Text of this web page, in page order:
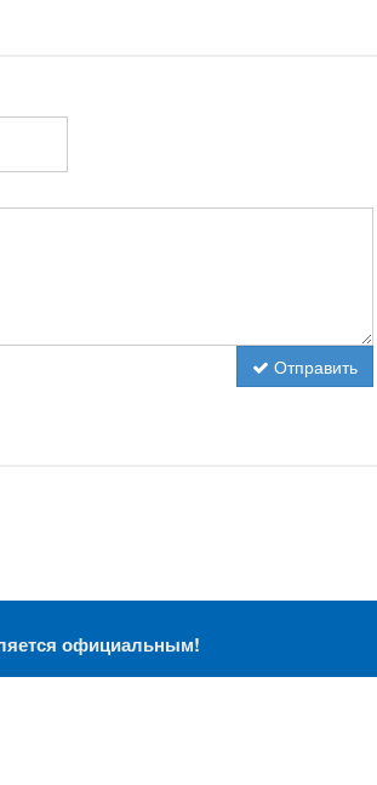
Отправить
официальным!